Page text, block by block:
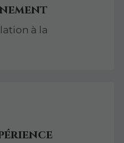
à la